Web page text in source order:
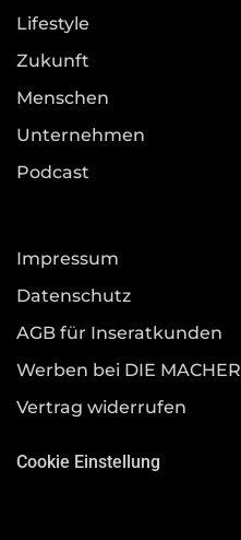
Lifestyle
Zukunft
Menschen
Unternehmen
Podcast
Impressum
Datenschutz
AGB für Inseratkunden
Werben bei DIE MACHER
Vertrag widerrufen
Cookie Einstellung